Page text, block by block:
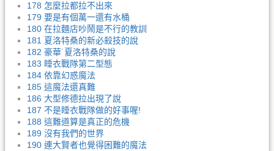
178 怎麼拉都拉不出來
179 要是有個萬一還有水桶
180 在拉麵店吵鬧是不行的教訓
181 夏洛特桑的新必殺技的說
182 豪華˙夏洛特桑的說
183 睡衣戰隊第二型態
184 依靠幻惑魔法
185 這魔法還真難
186 大型修德拉出現了說
187 不是睡衣戰隊做的好事喔!
188 這難道算是真正的危機
189 沒有我們的世界
190 連大賢者也覺得困難的魔法